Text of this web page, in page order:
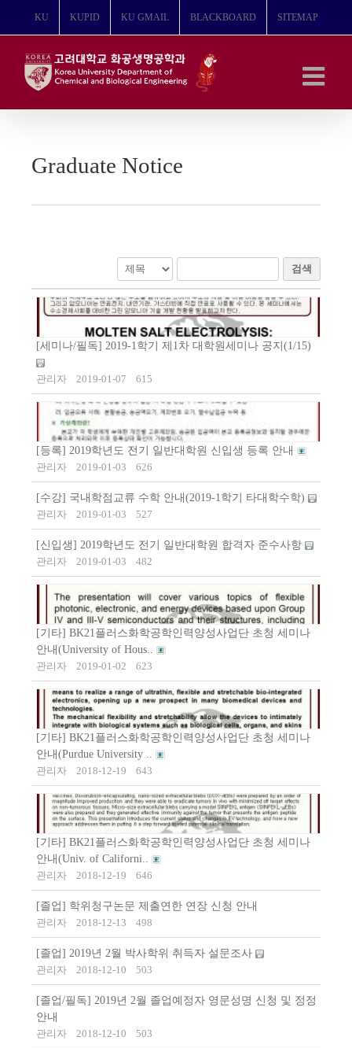
뛰
KU KUPID KU GMAIL BLACKBOARD SITEMAP
Graduate Notice
검색
[세미나/필독] 2019-1학기 제1차 대학원세미나 공지(1/15)
관리자 2019-01-07 615
[등록] 2019학년도 전기 일반대학원 신입생 등록 안내
관리자
2019-01-03 626
[수강] 국내학점교류 수학 안내(2019-1학기 타대학수학)
관리자
2019-01-03 527
[신입생] 2019학년도 전기 일반대학원 합격자 준수사항
관리자
2019-01-03 482
[기타] BK21플러스화학공학인력양성사업단 초청 세미나
안내(University of Hous..
관리자
2019-01-02 623
[기타] BK21플러스화학공학인력양성사업단 초청 세미나
안내(Purdue University ..
관리자
2018-12-19 643
[기타] BK21플러스화학공학인력양성사업단 초청 세미나
안내(Univ. of Californi..
관리자
2018-12-19 646
[졸업] 학위청구논문 제출연한 연장 신청 안내
관리자
2018-12-13 498
[졸업] 2019년 2월 박사학위 취득자 설문조사
관리자
2018-12-10 503
[졸업/필독] 2019년 2월 졸업예정자 영문성명 신청 및 정정
안내
관리자
2018-12-10 503